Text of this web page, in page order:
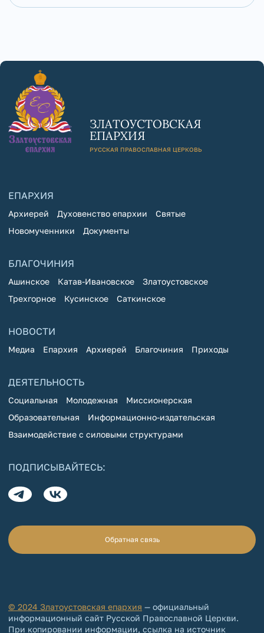
ЗЛАТОУСТОВСКАЯ
ЕПАРХИЯ
РУССКАЯ ПРАВОСЛАВНАЯ ЦЕРКОВЬ
ЕПАРХИЯ
Архиерей Духовенство епархии
Святые
Новомученники
Документы
БЛАГОЧИНИЯ
Ашинское Катав-Ивановское
Златоустовское
Трехгорное
Кусинское Саткинское
НОВОСТИ
Медиа Епархия Архиерей Благочиния Приходы
ДЕЯТЕЛЬНОСТЬ
Социальная Молодежная
Миссионерская
Образовательная
Информационно-издательская
Взаимодействие с силовыми структурами
ПОДПИСЫВАЙТЕСЬ:
Обратная связь
© 2024 Златоустовская епархия — официальный
информационный сайт Русской Православной Церкви.
При копировании информации, ссылка на источник